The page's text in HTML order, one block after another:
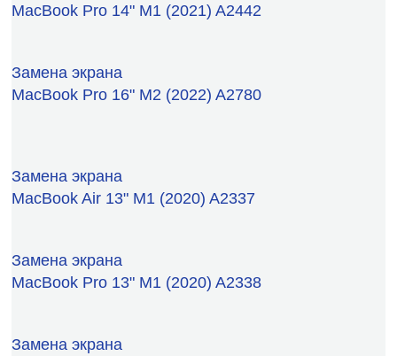
MacBook Pro 14" M1 (2021) A2442
Замена экрана
MacBook Pro 16" M2 (2022) A2780
Замена экрана
MacBook Air 13" M1 (2020) A2337
Замена экрана
MacBook Pro 13" M1 (2020) A2338
Замена экрана